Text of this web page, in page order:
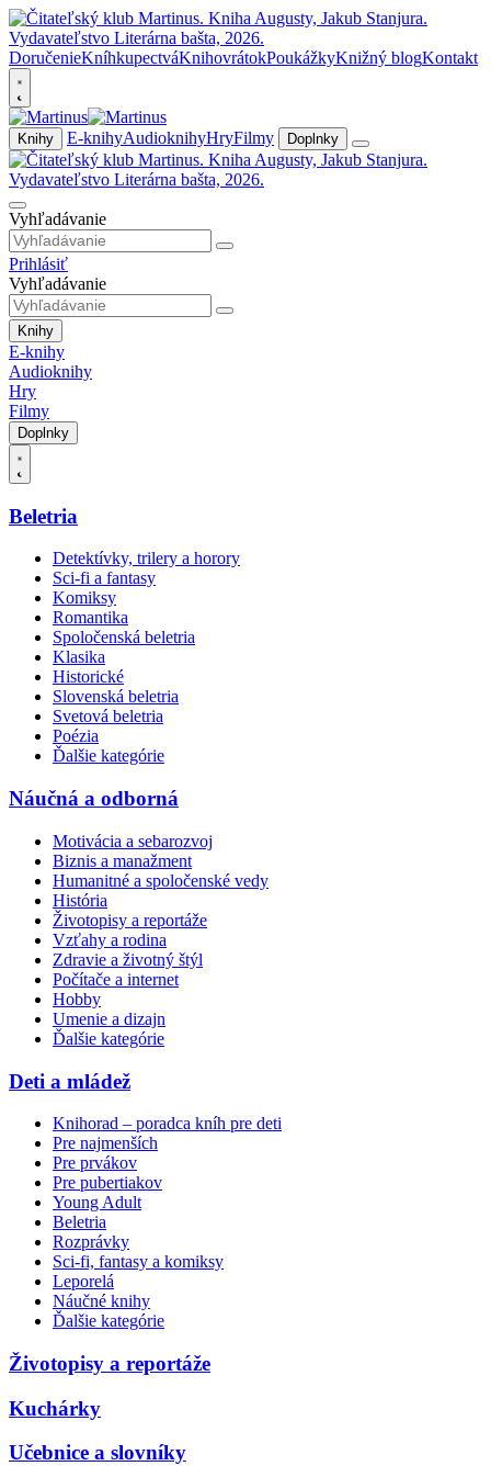
DoručenieKníhkupectváKnihovrátokPoukážkyKnižný blogKontakt
Knihy E-knihyAudioknihyHryFilmy Doplnky
Vyhľadávanie
Prihlásiť
Vyhľadávanie
Knihy
E-knihy
Audioknihy
Hry
Filmy
Doplnky
Beletria
Detektívky, trilery a horory
Sci-fi a fantasy
Komiksy
Romantika
Spoločenská beletria
Klasika
Historické
Slovenská beletria
Svetová beletria
Poézia
Ďalšie kategórie
Náučná a odborná
Motivácia a sebarozvoj
Biznis a manažment
Humanitné a spoločenské vedy
História
Životopisy a reportáže
Vzťahy a rodina
Zdravie a životný štýl
Počítače a internet
Hobby
Umenie a dizajn
Ďalšie kategórie
Deti a mládež
Knihorad – poradca kníh pre deti
Pre najmenších
Pre prvákov
Pre pubertiakov
Young Adult
Beletria
Rozprávky
Sci-fi, fantasy a komiksy
Leporelá
Náučné knihy
Ďalšie kategórie
Životopisy a reportáže
Kuchárky
Učebnice a slovníky